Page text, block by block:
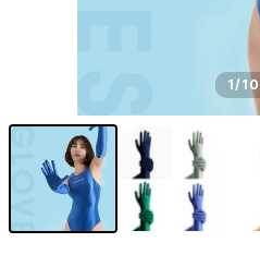
1/10